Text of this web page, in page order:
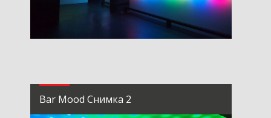
Bar Mood Снимка 2